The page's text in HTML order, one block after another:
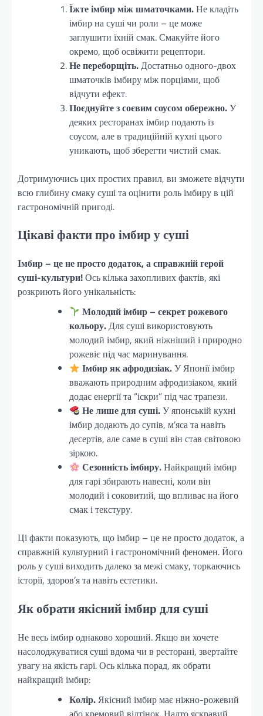
Їжте імбир між шматочками.Не кладіть
імбир на суші чи роли – це може
заглушити їхній смак. Смакуйте його
окремо, щоб освіжити рецептори.
Не переборщіть.Достатньо одного-двох
шматочків імбиру між порціями, щоб
відчути ефект.
Поєднуйте з соєвим соусом обережно.У
деяких ресторанах імбир подають із
соусом, але в традиційній кухні цього
уникають, щоб зберегти чистий смак.
Дотримуючись цих простих правил, ви зможете відчути
всю глибину смаку суші та оцінити роль імбиру в цій
гастрономічній пригоді.
Цікаві факти про імбир у суші
Імбир – це не просто додаток, а справжній герой
суші-культури!Ось кілька захопливих фактів, які
розкриють його унікальність:
Молодий імбир – секрет рожевого
кольору.Для суші використовують
молодий імбир, який ніжніший і природно
рожевіє під час маринування.
Імбир як афродизіак.У Японії імбир
вважають природним афродизіаком, який
додає енергії та “іскри” під час трапези.
Не лише для суші.У японській кухні
імбир додають до супів, м’яса та навіть
десертів, але саме в суші він став світовою
зіркою.
Сезонність імбиру.Найкращий імбир
для гарі збирають навесні, коли він
молодий і соковитий, що впливає на його
смак і текстуру.
Ці факти показують, що імбир – це не просто додаток, а
справжній культурний і гастрономічний феномен. Його
роль у суші виходить далеко за межі смаку, торкаючись
історії, здоров’я та навіть естетики.
Як обрати якісний імбир для суші
Не весь імбир однаково хороший. Якщо ви хочете
насолоджуватися суші вдома чи в ресторані, звертайте
увагу на якість гарі. Ось кілька порад, як обрати
найкращий імбир:
Колір.Якісний імбир має ніжно-рожевий